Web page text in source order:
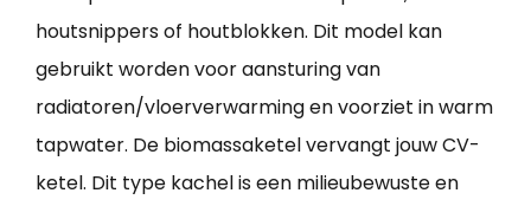
houtsnippers of houtblokken. Dit model kan
gebruikt worden voor aansturing van
radiatoren/vloerverwarming en voorziet in warm
tapwater. De biomassaketel vervangt jouw CV-
ketel. Dit type kachel is een milieubewuste en